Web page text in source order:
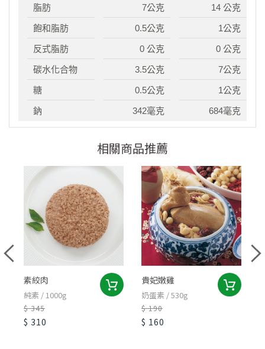
脂肪
飽和脂肪
反式脂肪
碳水化合物
糖
鈉
7公克
0.5公克
0 公克
3.5公克
0.5公克
342毫克
14 公克
1公克
0 公克
7公克
1公克
684毫克
相關商品推薦
素絞肉
純素 / 1000g
$ 345
$ 310
貴妃嫩雞
奶蛋素 / 530g
$ 190
$ 160